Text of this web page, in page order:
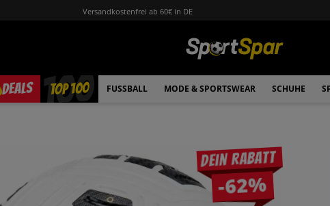
Versandkostenfrei ab 60€ in DE
DEALS TOP 100 FUSSBALL MODE & SPORTSWEAR SCHUHE
Dein Rabatt
-62%